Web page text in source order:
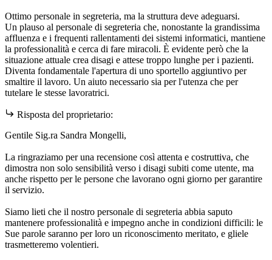
Ottimo personale in segreteria, ma la struttura deve adeguarsi.
​Un plauso al personale di segreteria che, nonostante la grandissima
affluenza e i frequenti rallentamenti dei sistemi informatici, mantiene
la professionalità e cerca di fare miracoli. È evidente però che la
situazione attuale crea disagi e attese troppo lunghe per i pazienti.
Diventa fondamentale l'apertura di uno sportello aggiuntivo per
smaltire il lavoro. Un aiuto necessario sia per l'utenza che per
tutelare le stesse lavoratrici.
Risposta del proprietario:
Gentile Sig.ra Sandra Mongelli,
La ringraziamo per una recensione così attenta e costruttiva, che
dimostra non solo sensibilità verso i disagi subiti come utente, ma
anche rispetto per le persone che lavorano ogni giorno per garantire
il servizio.
Siamo lieti che il nostro personale di segreteria abbia saputo
mantenere professionalità e impegno anche in condizioni difficili: le
Sue parole saranno per loro un riconoscimento meritato, e gliele
trasmetteremo volentieri.